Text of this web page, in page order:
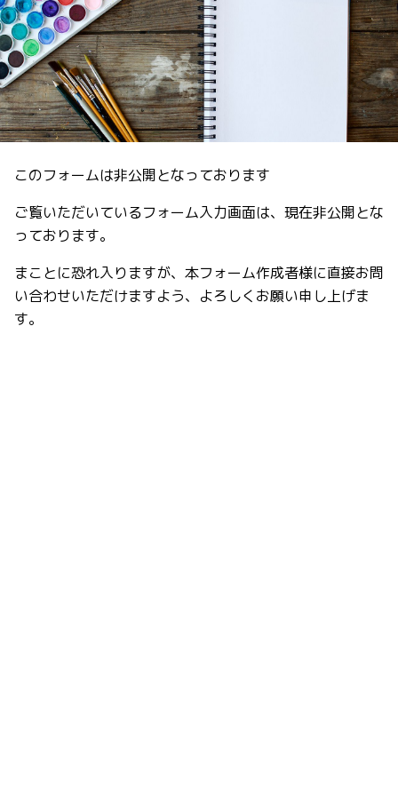
このフォームは非公開となっております
ご覧いただいているフォーム入力画面は、現在非公開とな
っております。
まことに恐れ入りますが、本フォーム作成者様に直接お問
い合わせいただけますよう、よろしくお願い申し上げま
す。